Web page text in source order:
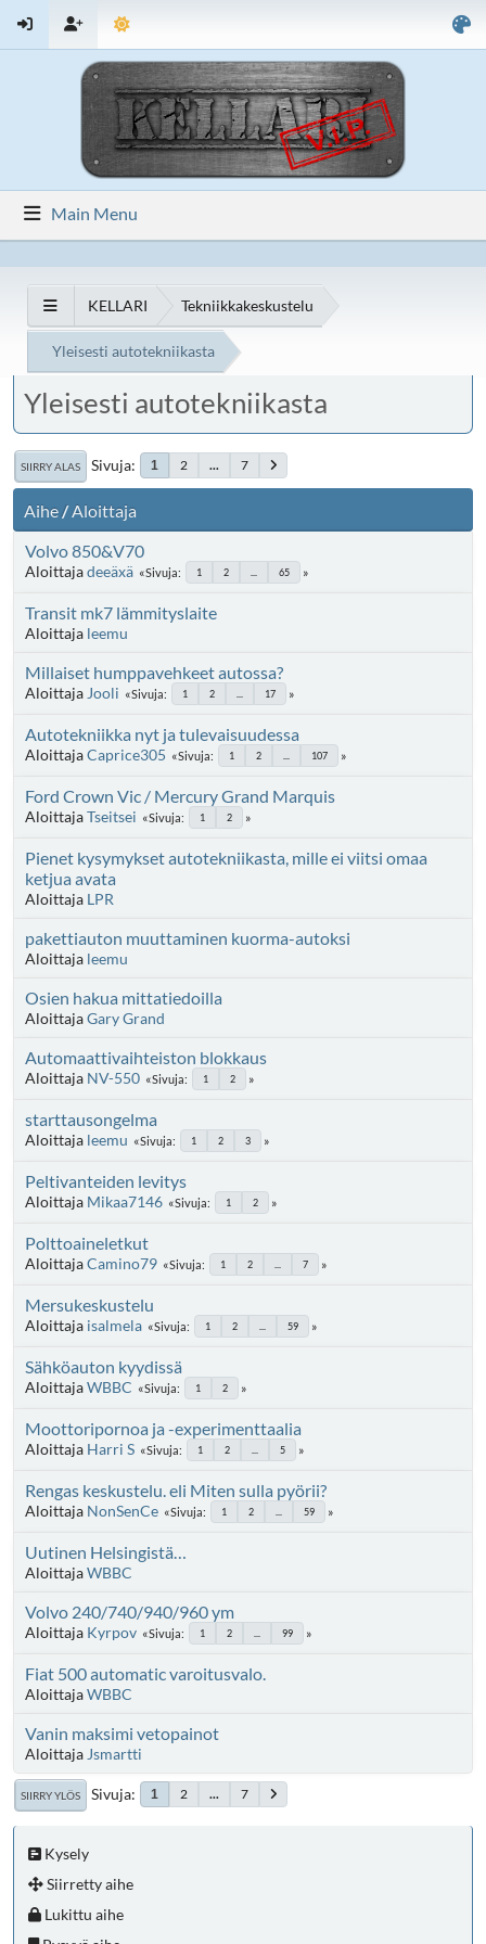
Main Menu
KELLARI Tekniikkakeskustelu
Yleisesti autotekniikasta
Yleisesti autotekniikasta
SIIRRY ALAS Sivuja 1 2 ... 7
Aihe/Aloittaja
Volvo 850&V70
Aloittajadeeäxä Sivuja 1 2 65
Transit mk7 lämmityslaite
Aloittaja leemu
Millaiset humppavehkeet autossa?
Aloittaja Jooli Sivuja 1 2 17
Autotekniikka nyt ja tulevaisuudessa
AloittajaCaprice305 Sivuja 1 2 107
Ford Crown Vic / Mercury Grand Marquis
AloittajaTseitsei Sivuja 1 2
Pienet kysymykset autotekniikasta, mille ei viitsi omaa
ketjua avata
Aloittaja LPR
pakettiauton muuttaminen kuorma-autoksi
Aloittaja leemu
Osien hakua mittatiedoilla
AloittajaGary Grand
Automaattivaihteiston blokkaus
Aloittaja NV-550 Sivuja 1 2
starttausongelma
Aloittaja leemu Sivuja 1 2 3
Peltivanteiden levitys
Aloittaja Mikaa7146 Sivuja 1 2
Polttoaineletkut
AloittajaCamino79 Sivuja 1 2 7
Mersukeskustelu
Aloittaja isalmela Sivuja 1 2 59
Sähköauton kyydissä
AloittajaWBBC Sivuja 1 2
Moottoripornoa ja -experimenttaalia
Aloittaja Harri S Sivuja 1 2 5
Rengas keskustelu. eli Miten sulla pyörii?
Aloittaja NonSenCe Sivuja 1 2 59
Uutinen Helsingistä…
AloittajaWBBC
Volvo 240/740/940/960 ym
Aloittaja Kyrpov Sivuja 1 2 99
Fiat 500 automatic varoitusvalo.
AloittajaWBBC
Vanin maksimi vetopainot
Aloittaja Jsmartti
SIIRRY YLÖS Sivuja 1 2 ... 7
Kysely
Siirretty aihe
Lukittu aihe